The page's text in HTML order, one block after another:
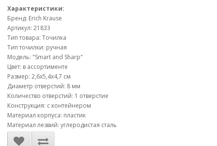
Характеристики:
Бренд: Erich Krause
Артикул: 21833
Тип товара: Точилка
Тип точилки: ручная
Модель: "Smart and Sharp"
Цвет: в ассортименте
Размер: 2,6х5,4х4,7 см
Диаметр отверстий: 8 мм
Количество отверстий: 1 отверстие
Конструкция: с контейнером
Материал корпуса: пластик
Материал лезвий: углеродистая сталь